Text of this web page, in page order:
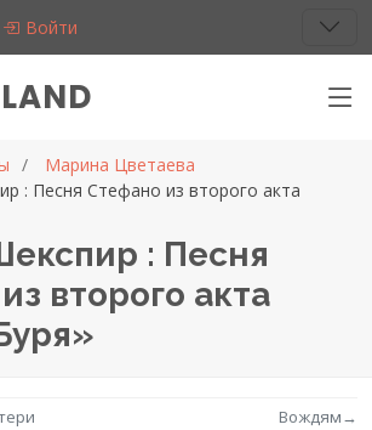
Войти
Марина Цветаева
: Песня Стефано из второго акта
: Песня
второго акта
Вождям→